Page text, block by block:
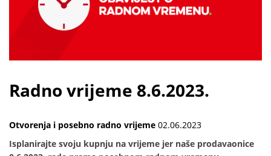
Radno vrijeme 8.6.2023.
Otvorenja i posebno radno vrijeme 02.06.2023
Isplanirajte svoju kupnju na vrijeme jer naše prodavaonice